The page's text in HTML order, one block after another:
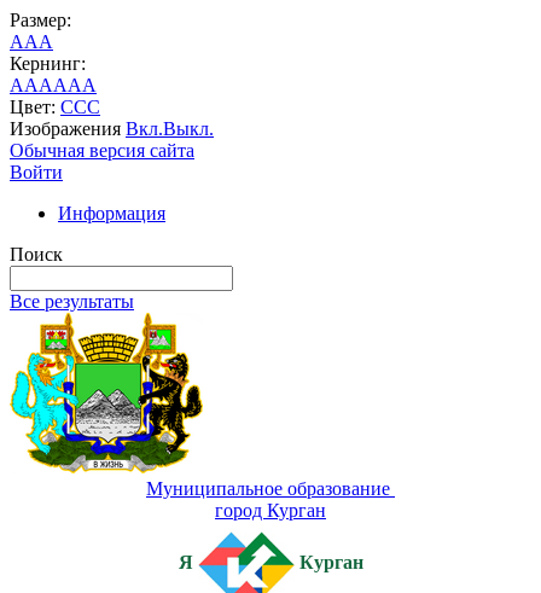
Размер:
AAA
Кернинг:
AAAAAA
Цвет: CCC
Изображения Вкл.Выкл.
Обычная версия сайта
Войти
Информация
Поиск
Все результаты
Муниципальное образование
город Курган
Я Курган